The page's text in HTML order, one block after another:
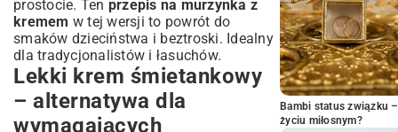
prostocie. Ten przepis na murzynka z
kremem w tej wersji to powrót do
smaków dzieciństwa i beztroski. Idealny
dla tradycjonalistów i łasuchów.
Lekki krem śmietankowy
– alternatywa dla
wymagających
Bambi status związku
życiu miłosnym?